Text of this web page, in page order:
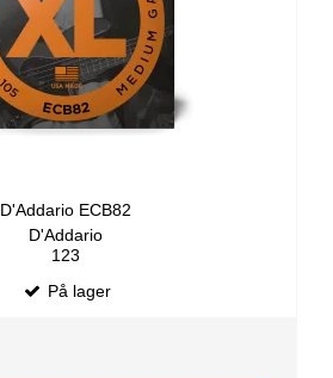
D'Addario ECB82
D'Addario
123
På lager